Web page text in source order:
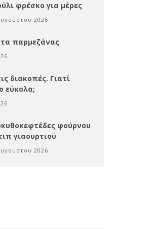
φρέσκο για μέρες
2026
παρμεζάνας
διακοπές. Γιατί
εύκολα;
φούρνου
γιαουρτιού
2026